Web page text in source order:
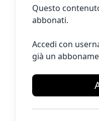
Questo
abbonati.
Accedi con
già un